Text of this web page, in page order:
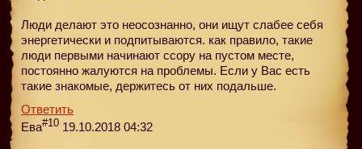
Люди делают это неосознанно, они ищут слабее себя
энергетически и подпитываются. как правило, такие
люди первыми начинают ссору на пустом месте,
постоянно жалуются на проблемы. Если у Вас есть
такие знакомые, держитесь от них подальше.
Ответить
Ева#10 19.10.2018 04:32